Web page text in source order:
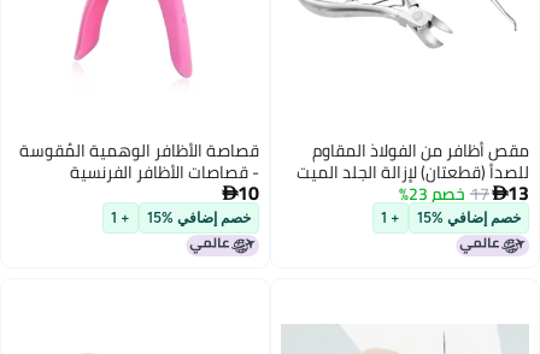
قصاصة الأظافر الوهمية المُقوسة
- قصاصات الأظافر الفرنسية
المُقوسة - مقص الأظافر - أدوات
قص الأظافر الوهمية المعالجة
بالأشعة فوق البنفسجية ونصائح
العناية بالأظافر
10
خصم إضافي %15 + 1